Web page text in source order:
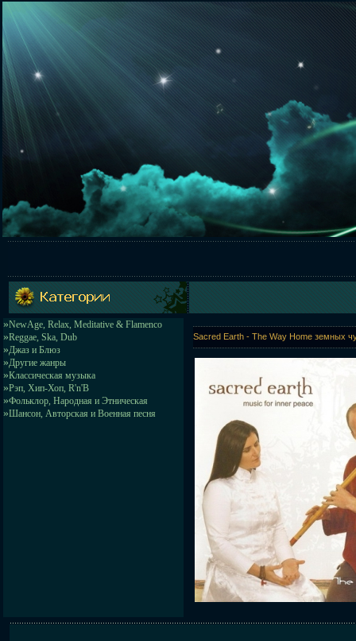
»NewAge, Relax, Meditative & Flamenco
»Reggae, Ska, Dub
»Джаз и Блюз
»Другие жанры
»Классическая музыка
»Рэп, Хип-Хоп, R'n'B
»Фольклор, Народная и Этническая
»Шансон, Авторская и Военная песня
Sacred Earth - The Way Home земных